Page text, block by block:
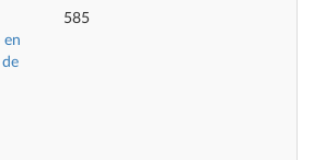
en
585